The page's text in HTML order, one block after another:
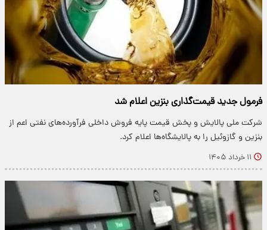
فرمول جدید قیمت‌گذاری بنزین اعلام شد
شرکت ملی پالایش و پخش قیمت پایه فروش داخلی فرآورده‌های نفتی اعم از
بنزین و گازوئیل را به پالایشگاه‌ها اعلام کرد.
۱۱ خرداد ۱۴۰۵